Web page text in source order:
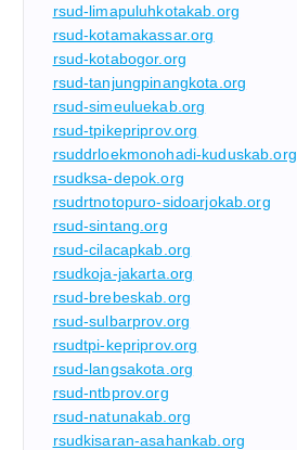
rsud-limapuluhkotakab.org
rsud-kotamakassar.org
rsud-kotabogor.org
rsud-tanjungpinangkota.org
rsud-simeuluekab.org
rsud-tpikepriprov.org
rsuddrloekmonohadi-kuduskab.org
rsudksa-depok.org
rsudrtnotopuro-sidoarjokab.org
rsud-sintang.org
rsud-cilacapkab.org
rsudkoja-jakarta.org
rsud-brebeskab.org
rsud-sulbarprov.org
rsudtpi-kepriprov.org
rsud-langsakota.org
rsud-ntbprov.org
rsud-natunakab.org
rsudkisaran-asahankab.org